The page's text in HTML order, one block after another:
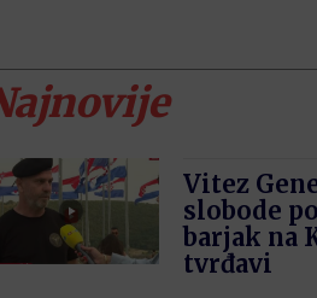
Vitez
slobode
barjak na
tvrđavi